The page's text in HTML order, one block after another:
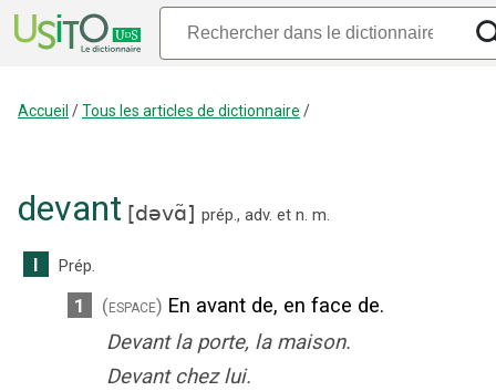
Accueil /Tous les articles de dictionnaire /
devant [dəvɑ̃] prép., adv. et n. m.
I Prép.
1 (espace) En avant de, en face de.
Devant la porte, la maison.
Devant chez lui.